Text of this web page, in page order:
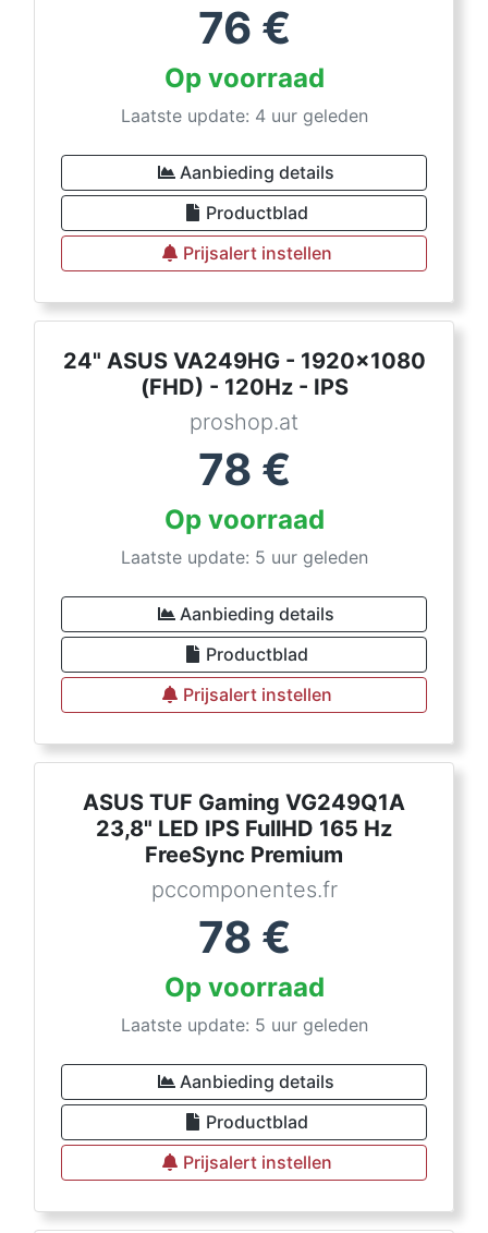
76 €
Op voorraad
Laatste update: 4 uur geleden
Aanbieding details
Productblad
Prijsalert instellen
24" ASUS VA249HG - 1920x1080
(FHD) - 120Hz - IPS
proshop.at
78 €
Op voorraad
Laatste update: 5 uur geleden
Aanbieding details
Productblad
Prijsalert instellen
ASUS TUF Gaming VG249Q1A
23,8" LED IPS FullHD 165 Hz
FreeSync Premium
pccomponentes.fr
78 €
Op voorraad
Laatste update: 5 uur geleden
Aanbieding details
Productblad
Prijsalert instellen